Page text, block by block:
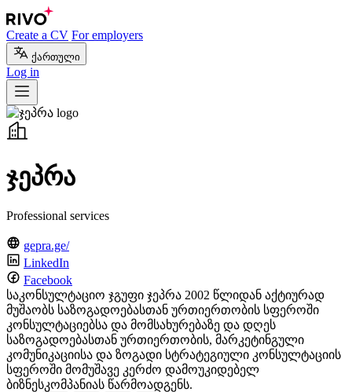
Create a CV For employers
ქართული
Log in
ჯეპრა
Professional services
gepra.ge/
LinkedIn
Facebook
საკონსულტაციო ჯგუფი ჯეპრა 2002 წლიდან აქტიურად
მუშაობს საზოგადოებასთან ურთიერთობის სფეროში
კონსულტაციებსა და მომსახურებაზე და დღეს
საზოგადოებასთან ურთიერთობის, მარკეტინგული
კომუნიკაციისა და ზოგადი სტრატეგიული კონსულტაციის
სფეროში მომუშავე კერძო დამოუკიდებელ
ბიზნესკომპანიას წარმოადგენს.